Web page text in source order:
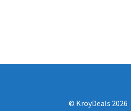
© KroyDeals 2026